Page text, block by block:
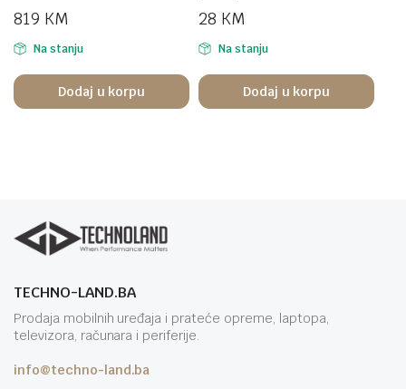
819 KM
Na stanju
Dodaj u korpu
28 KM
Na stanju
Dodaj u korpu
TECHNO-LAND.BA
Prodaja mobilnih uređaja i prateće opreme, laptopa,
televizora, računara i periferije.
info@techno-land.ba